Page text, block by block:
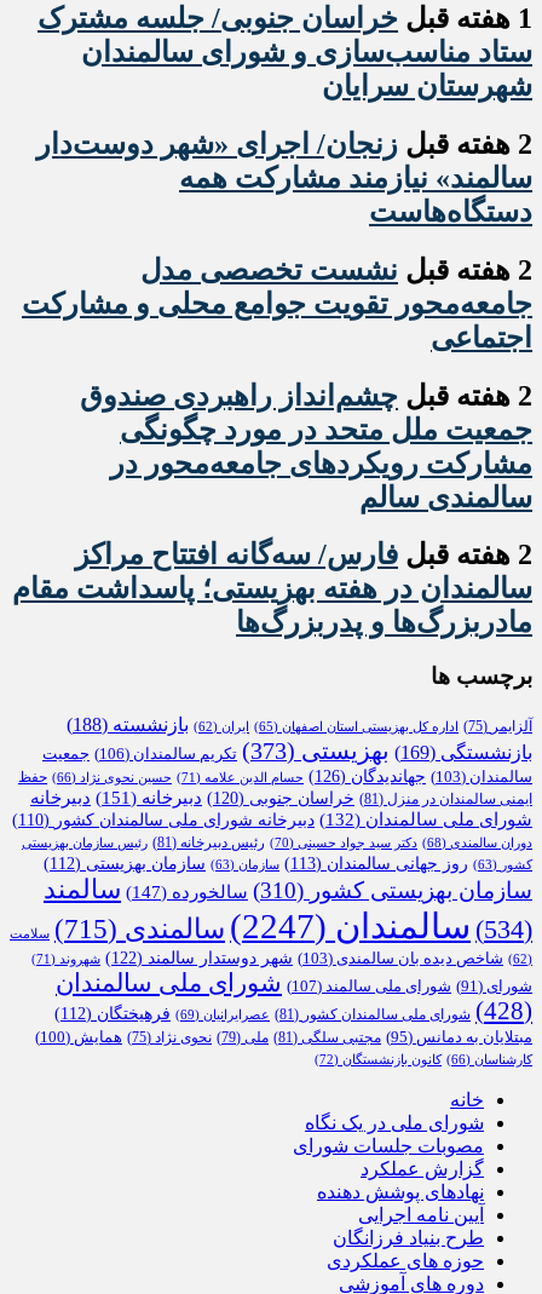
1 هفته قبل
خراسان جنوبی/ جلسه مشترک
ستاد مناسب‌سازی و شورای سالمندان
شهرستان سرایان
2 هفته قبل
زنجان/ اجرای «شهر دوست‌دار
سالمند» نیازمند مشارکت همه
دستگاه‌هاست
2 هفته قبل
نشست تخصصی مدل
جامعه‌محور تقویت جوامع محلی و مشارکت
اجتماعی
2 هفته قبل
چشم‌انداز راهبردی صندوق
جمعیت ملل متحد در مورد چگونگی
مشارکت رویکردهای جامعه‌محور در
سالمندی سالم
2 هفته قبل
فارس/ سه‌گانه افتتاح مراکز
سالمندان در هفته بهزیستی؛ پاسداشت مقام
مادربزرگ‌ها و پدربزرگ‌ها
برچسب ها
آلزایمر (75) اداره کل بهزیستی استان اصفهان (65) ایران (62) بازنشسته (188)
بازنشستگی (169) بهزیستی (373) تکریم سالمندان (106)
جمعیت
سالمندان (103) جهاندیدگان (126) حسام الدین علامه (71) حسین نحوی نژاد (66)
حفظ
ایمنی سالمندان در منزل (81) خراسان جنوبی (120) دبیرخانه (151)
دبیرخانه
شورای ملی سالمندان (132) دبیرخانه شورای ملی سالمندان کشور (110)
دوران سالمندی (68) دکتر سید جواد حسینی (70) رئیس دبیرخانه (81)
رئیس سازمان بهزیستی
کشور (63) روز جهانی سالمندان (113) سازمان (63) سازمان بهزیستی (112)
سازمان بهزیستی کشور (310) سالخورده (147)
سالمند
(534)
سالمندان (2247) سالمندی (715)
سلامت
(62)
شاخص دیده بان سالمندی (103) شهر دوستدار سالمند (122) شهروند (71)
شورای (91) شورای ملی سالمند (107)
شورای ملی سالمندان
(428)
شورای ملی سالمندان کشور (81) عصرایرانیان (69) فرهیختگان (112)
مبتلایان به دمانس (95) مجتبی سلگی (81) ملی (79) نحوی نژاد (75) همایش (100)
کارشناسان (66) کانون بازنشستگان (72)
خانه
شورای ملی در یک نگاه
مصوبات جلسات شورای
گزارش عملکرد
نهادهای پوشش دهنده
آیین نامه اجرایی
طرح بنیاد فرزانگان
حوزه های عملکردی
دوره های آموزشی